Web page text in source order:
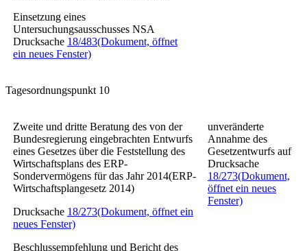
Einsetzung eines
Untersuchungsausschusses NSA
Drucksache 18/483(Dokument, öffnet
ein neues Fenster)
Tagesordnungspunkt 10
Zweite und dritte Beratung des von der
Bundesregierung eingebrachten Entwurfs
eines Gesetzes über die Feststellung des
Wirtschaftsplans des ERP-
Sondervermögens für das Jahr 2014(ERP-
Wirtschaftsplangesetz 2014)
Drucksache 18/273(Dokument, öffnet ein
neues Fenster)
Beschlussempfehlung und Bericht des
unveränderte
Annahme des
Gesetzentwurfs auf
Drucksache
18/273(Dokument,
öffnet ein neues
Fenster)